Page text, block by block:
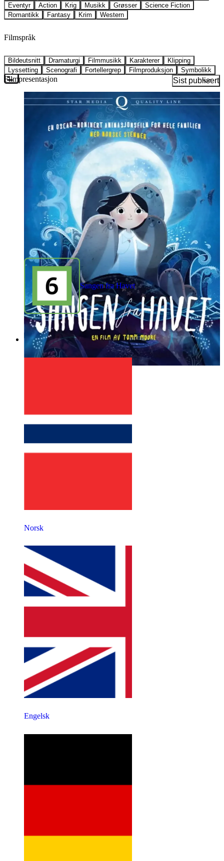
Eventyr
Action Krig Musikk Grøsser
Science Fiction
Romantikk
Fantasy Krim Western
Filmspråk
Bildeutsnitt Dramaturgi Filmmusikk Karakterer
Klipping
Lyssetting
Scenografi Fortellergrep Filmproduksjon Symbolikk
Sist publisert
Filmpresentasjon
Sangen fra Havet
1
Norsk
Engelsk